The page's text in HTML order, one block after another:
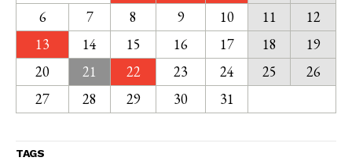
6
7 8 9 10 11
12
13
14 15 16 17 18
19
20
21 22 23 24 25
26
27
28 29 30 31
TAGS